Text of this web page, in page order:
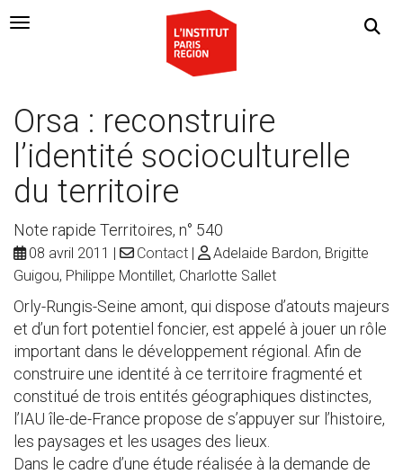
Navigation Toggle
Orsa : reconstruire
l’identité socioculturelle
du territoire
Note rapide Territoires, n° 540
08 avril 2011 Contact
Adelaide Bardon, Brigitte
Guigou, Philippe Montillet, Charlotte Sallet
Orly-Rungis-Seine amont, qui dispose d’atouts majeurs
et d’un fort potentiel foncier, est appelé à jouer un rôle
important dans le développement régional. Afin de
construire une identité à ce territoire fragmenté et
constitué de trois entités géographiques distinctes,
l’IAU île-de-France propose de s’appuyer sur l’histoire,
les paysages et les usages des lieux.
Dans le cadre d’une étude réalisée à la demande de